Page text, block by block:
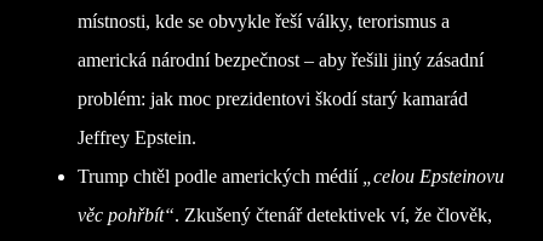
místnosti, kde se obvykle řeší války, terorismus a
americká národní bezpečnost – aby řešili jiný zásadní
problém: jak moc prezidentovi škodí starý kamarád
Jeffrey Epstein.
Trump chtěl podle amerických médií
„celou Epsteinovu
věc pohřbít“. Zkušený čtenář detektivek ví, že člověk,